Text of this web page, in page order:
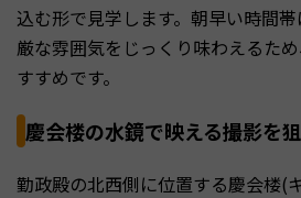
込む形で見学します。朝早い時間
厳な雰囲気をじっくり味わえるた
すすめです。
慶会楼の水鏡で映える撮影を
勤政殿の北西側に位置する慶会楼(